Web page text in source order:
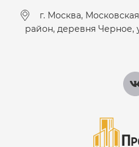
г. Москва,
район, деревня Черное,